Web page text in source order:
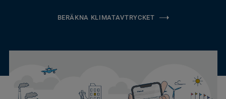
BERÄKNA KLIMATAVTRYCKET